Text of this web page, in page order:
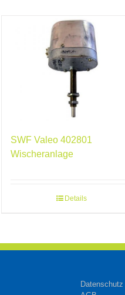
SWF Valeo 402801
Wischeranlage
Details
Datenschutz